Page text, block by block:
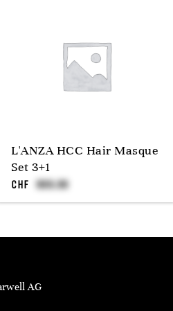
L'ANZA HCC Hair Masque
Set 3+1
CHF
AG